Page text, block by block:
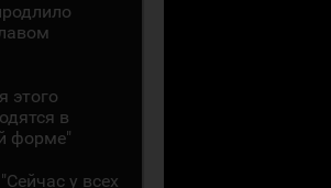
этого
в
форме"
у всех